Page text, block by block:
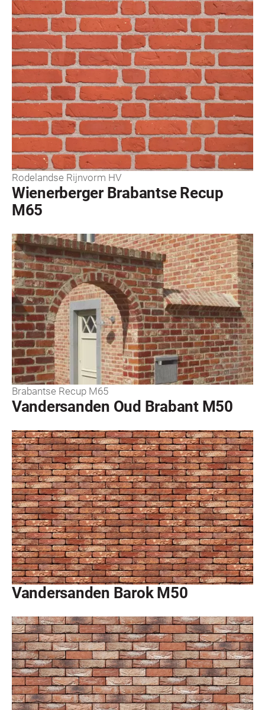
Rodelandse Rijnvorm HV
Wienerberger Brabantse Recup
M65
Brabantse Recup M65
Vandersanden Oud Brabant M50
Vandersanden Barok M50